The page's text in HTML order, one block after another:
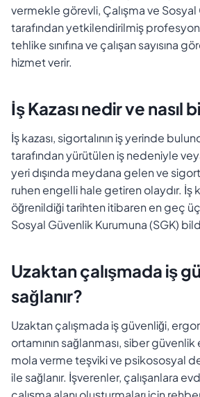
vermekle görevli, Çalışma ve Sosyal
tarafından yetkilendirilmiş
tehlike sınıfına ve çalışan sayısına
hizmet verir.
İş Kazası nedir ve nasıl
İş kazası, sigortalının iş yerinde
tarafından yürütülen iş nedeniyle
yeri dışında meydana gelen ve
ruhen engelli hale getiren olaydır. İş
öğrenildiği tarihten itibaren en geç
Sosyal Güvenlik Kurumuna (SGK)
Uzaktan çalışmada iş
sağlanır?
Uzaktan çalışmada iş güvenliği,
ortamının sağlanması, siber
mola verme teşviki ve psikososyal
ile sağlanır. İşverenler, çalışanlara